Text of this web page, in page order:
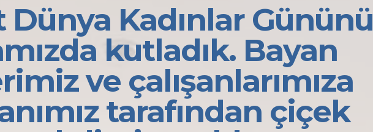
Kadınlar Gününü
kutladık. Bayan
ve çalışanlarımıza
tarafından çiçek